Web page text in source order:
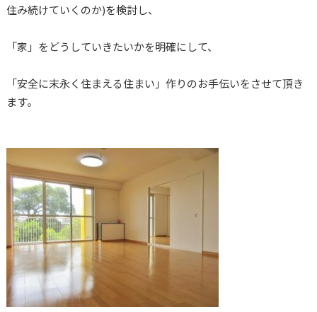
住み続けていくのか)を検討し、
「家」をどうしていきたいかを明確にして、
「安全に末永く住まえる住まい」作りのお手伝いをさせて頂き
ます。